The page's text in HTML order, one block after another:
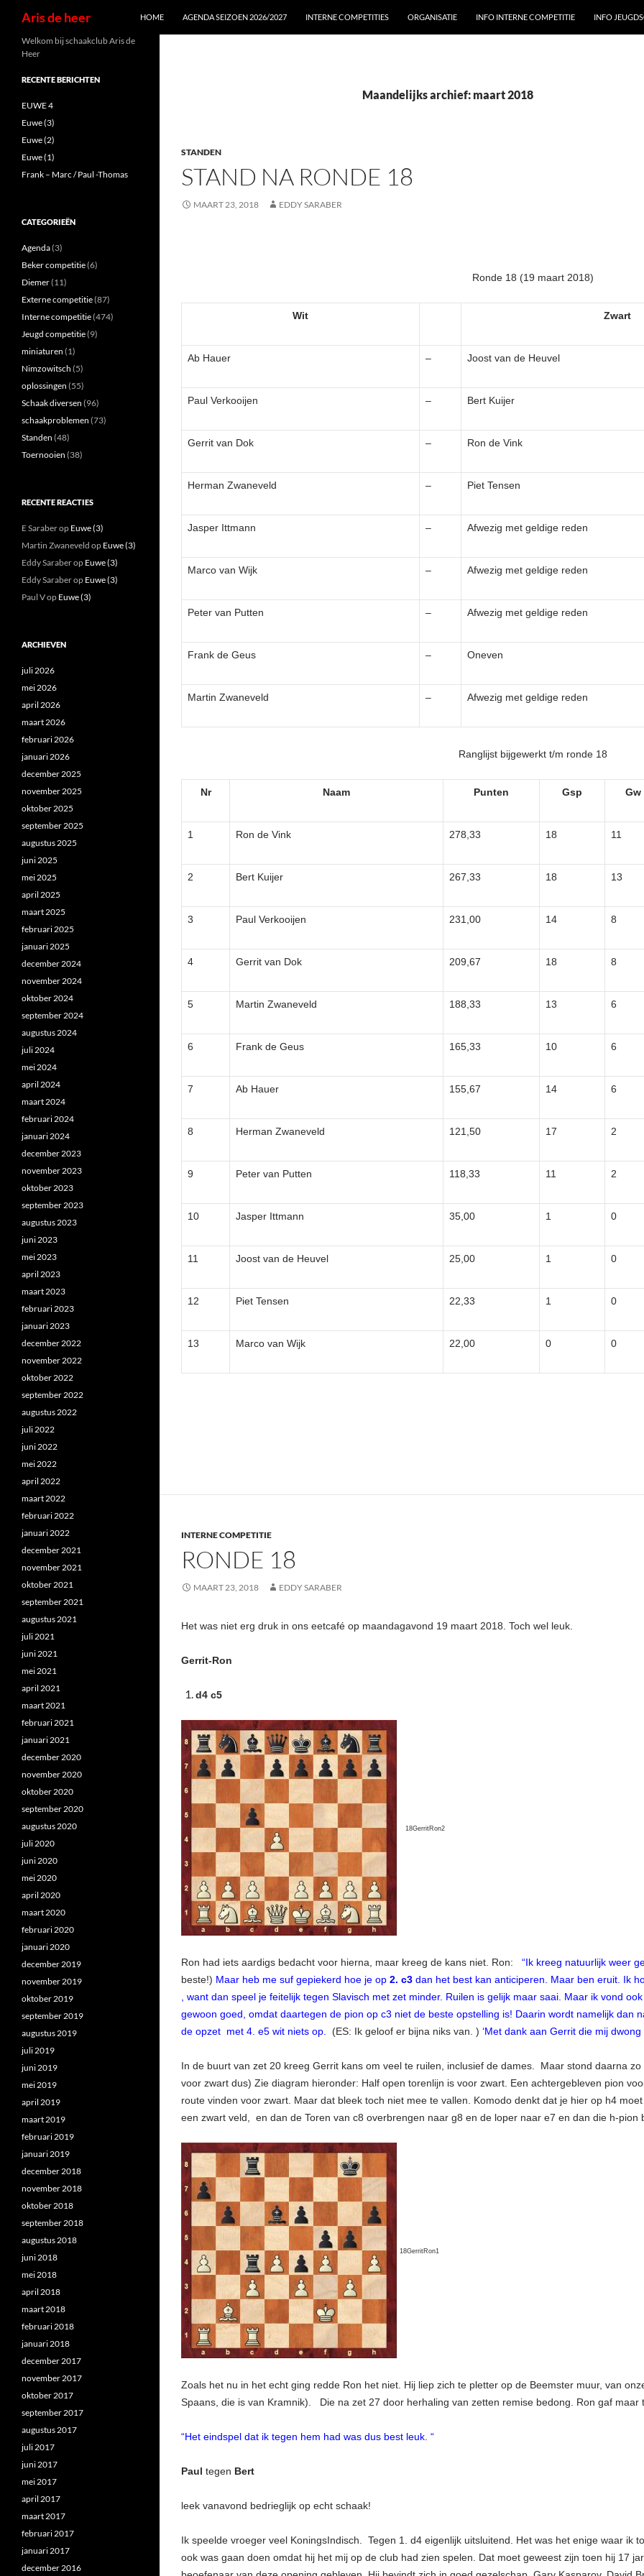
Aris de heer HOME AGENDA SEIZOEN 2026/2027 INTERNE COMPETITIES ORGANISATIE INFO INTERNE COMPETITIE INFO
Maandelijks archief: maart 2018
STANDEN
STAND NA RONDE 18
MAART 23, 2018 EDDY SARABER
Ronde 18 (19 maart 2018)
Wit Zwart
Ab Hauer – Joost van de Heuvel
Paul Verkooijen – Bert Kuijer
Gerrit van Dok – Ron de Vink
Herman Zwaneveld – Piet Tensen
Jasper Ittmann – Afwezig met geldige reden
Marco van Wijk – Afwezig met geldige reden
Peter van Putten – Afwezig met geldige reden
Frank de Geus – Oneven
Martin Zwaneveld – Afwezig met geldige reden
Ranglijst bijgewerkt t/m ronde 18
Nr Naam Punten Gsp Gw
1 Ron de Vink 278,33 18 11
2 Bert Kuijer 267,33 18 13
3 Paul Verkooijen 231,00 14 8
4 Gerrit van Dok 209,67 18 8
5 Martin Zwaneveld 188,33 13 6
6 Frank de Geus 165,33 10 6
7 Ab Hauer 155,67 14 6
8 Herman Zwaneveld 121,50 17 2
9 Peter van Putten 118,33 11 2
10 Jasper Ittmann 35,00 1 0
11 Joost van de Heuvel 25,00 1 0
12 Piet Tensen 22,33 1 0
13 Marco van Wijk 22,00 0 0
INTERNE COMPETITIE
RONDE 18
MAART 23, 2018 EDDY SARABER
Het was niet erg druk in ons eetcafé op maandagavond 19 maart 2018. Toch wel leuk.
Gerrit-Ron
d4 c5
18GerritRon2
Ron had iets aardigs bedacht voor hierna, maar kreeg de kans niet. Ron: “Ik kreeg natuurlijk weer
beste!) Maar heb me suf gepiekerd hoe je op 2. c3 dan het best kan anticiperen. Maar ben eruit. Ik
, want dan speel je feitelijk tegen Slavisch met zet minder. Ruilen is gelijk maar saai. Maar ik vond
gewoon goed, omdat daartegen de pion op c3 niet de beste opstelling is! Daarin wordt namelijk
de opzet met 4. e5 wit niets op. (ES: Ik geloof er bijna niks van. ) ‘Met dank aan Gerrit die mij
In de buurt van zet 20 kreeg Gerrit kans om veel te ruilen, inclusief de dames. Maar stond daarna
voor zwart dus) Zie diagram hieronder: Half open torenlijn is voor zwart. Een achtergebleven pion
route vinden voor zwart. Maar dat bleek toch niet mee te vallen. Komodo denkt dat je hier op h4
een zwart veld, en dan de Toren van c8 overbrengen naar g8 en de loper naar e7 en dan die h-
18GerritRon1
Zoals het nu in het echt ging redde Ron het niet. Hij liep zich te pletter op de Beemster muur, van
Spaans, die is van Kramnik). Die na zet 27 door herhaling van zetten remise bedong. Ron gaf maar
“Het eindspel dat ik tegen hem had was dus best leuk. “
Paul tegen Bert
leek vanavond bedrieglijk op echt schaak!
Ik speelde vroeger veel KoningsIndisch. Tegen 1. d4 eigenlijk uitsluitend. Het was het enige waar ik
ook was gaan doen omdat hij het mij op de club had zien spelen. Dat moet geweest zijn toen hij 17
Welkom bij schaakclub Aris de
Heer
RECENTE BERICHTEN
EUWE 4
Euwe (3)
Euwe (2)
Euwe (1)
Frank – Marc / Paul -Thomas
CATEGORIEËN
Agenda(3)
Beker competitie(6)
Diemer(11)
Externe competitie(87)
Interne competitie(474)
Jeugd competitie(9)
miniaturen (1)
Nimzowitsch (5)
oplossingen (55)
Schaak diversen (96)
schaakproblemen (73)
Standen (48)
Toernooien (38)
RECENTE REACTIES
E Saraberop Euwe (3)
Martin Zwaneveld op Euwe (3)
Eddy Saraberop Euwe (3)
Eddy Saraberop Euwe (3)
Paul Vop Euwe (3)
ARCHIEVEN
juli 2026
mei 2026
april 2026
maart 2026
februari 2026
januari 2026
december 2025
november 2025
oktober 2025
september 2025
augustus 2025
juni 2025
mei 2025
april 2025
maart 2025
februari 2025
januari 2025
december 2024
november 2024
oktober 2024
september 2024
augustus 2024
juli 2024
mei 2024
april 2024
maart 2024
februari 2024
januari 2024
december 2023
november 2023
oktober 2023
september 2023
augustus 2023
juni 2023
mei 2023
april 2023
maart 2023
februari 2023
januari 2023
december 2022
november 2022
oktober 2022
september 2022
augustus 2022
juli 2022
juni 2022
mei 2022
april 2022
maart 2022
februari 2022
januari 2022
december 2021
november 2021
oktober 2021
september 2021
augustus 2021
juli 2021
juni 2021
mei 2021
april 2021
maart 2021
februari 2021
januari 2021
december 2020
november 2020
oktober 2020
september 2020
augustus 2020
juli 2020
juni 2020
mei 2020
april 2020
maart 2020
februari 2020
januari 2020
december 2019
november 2019
oktober 2019
september 2019
augustus 2019
juli 2019
juni 2019
mei 2019
april 2019
maart 2019
februari 2019
januari 2019
december 2018
november 2018
oktober 2018
september 2018
augustus 2018
juni 2018
mei 2018
april 2018
maart 2018
februari 2018
januari 2018
december 2017
november 2017
oktober 2017
september 2017
augustus 2017
juli 2017
juni 2017
mei 2017
april 2017
maart 2017
februari 2017
januari 2017
december 2016